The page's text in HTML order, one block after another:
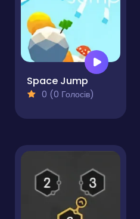
Space Jump
0 (0 Голосів)